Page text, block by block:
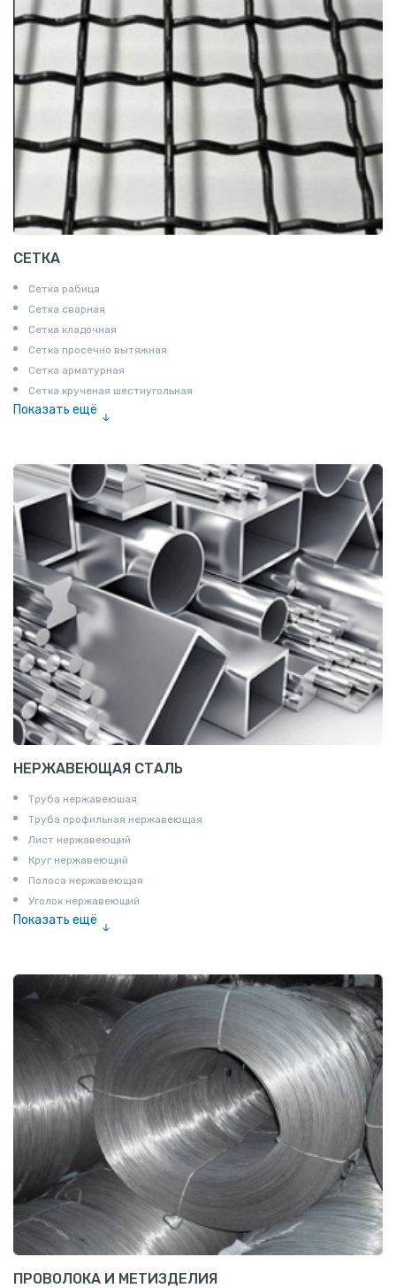
СЕТКА
Сетка рабица
Сетка сварная
Сетка кладочная
Сетка просечно вытяжная
Сетка арматурная
Сетка крученая шестиугольная
Показать ещё
НЕРЖАВЕЮЩАЯ СТАЛЬ
Труба нержавеюшая
Труба профильная нержавеющая
Лист нержавеющий
Круг нержавеющий
Полоса нержавеющая
Уголок нержавеющий
Показать ещё
ПРОВОЛОКА И МЕТИЗДЕЛИЯ